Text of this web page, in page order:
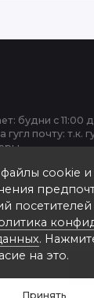
090-2 пластиковая рамка 50-70
cookie и
посетителей
.
на это.
Принять
будни с 11:00
почту: т.к.